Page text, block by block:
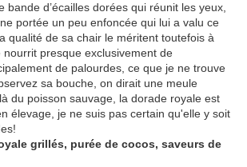
bande d’écailles dorées qui réunit les yeux,
portée un peu enfoncée qui lui a valu ce
qualité de sa chair le méritent toutefois à
nourrit presque exclusivement de
de palourdes, ce que je ne trouve
sa bouche, on dirait une meule
du poisson sauvage, la dorade royale est
élevage, je ne suis pas certain qu'elle y soit
grillés, purée de cocos, saveurs de